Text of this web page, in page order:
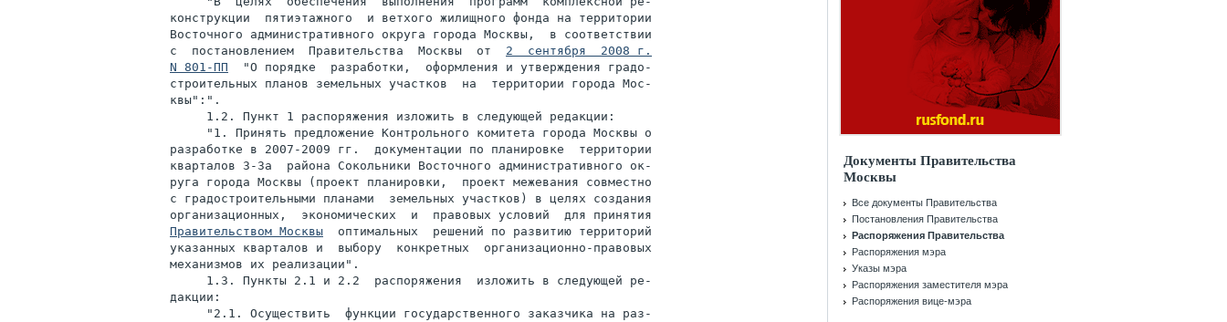
конструкции  пятиэтажного  и ветхого жилищного фонда на территории
Восточного административного округа города Москвы,  в соответствии
с  постановлением  Правительства  Москвы  от 2  сентября  2008 г.
N 801-ПП
  "О порядке  разработки,  оформления и утверждения градо-
строительных планов земельных участков  на  территории города Мос-
квы":".
     1.2. Пункт 1 распоряжения изложить в следующей редакции:
     "1. Принять предложение Контрольного комитета города Москвы о
разработке в 2007-2009 гг.  документации по планировке  территории
кварталов 3-3а  района Сокольники Восточного административного ок-
руга города Москвы (проект планировки,  проект межевания совместно
с градостроительными планами  земельных участков) в целях создания
Правительством Москвы
  оптимальных  решений по развитию территорий
указанных кварталов и  выбору  конкретных  организационно-правовых
механизмов их реализации".
     1.3. Пункты 2.1 и 2.2  распоряжения  изложить в следующей ре-
дакции:
     "2.1. Осуществить  функции государственного заказчика на раз-
Документы Правительства
Москвы
Все документы Правительства
Постановления Правительства
Распоряжения Правительства
Распоряжения мэра
Указы мэра
Распоряжения заместителя мэра
Распоряжения вице-мэра